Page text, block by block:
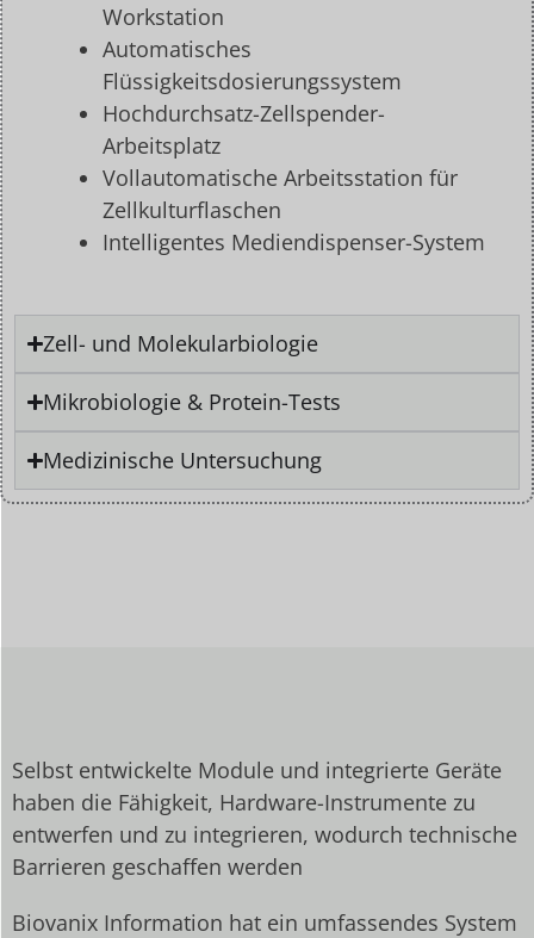
Workstation
Automatisches
Flüssigkeitsdosierungssystem
Hochdurchsatz-Zellspender-
Arbeitsplatz
Vollautomatische Arbeitsstation für
Zellkulturflaschen
Intelligentes Mediendispenser-System
Zell- und Molekularbiologie
Mikrobiologie & Protein-Tests
Medizinische Untersuchung
Selbst entwickelte Module und integrierte Geräte
haben die Fähigkeit, Hardware-Instrumente zu
entwerfen und zu integrieren, wodurch technische
Barrieren geschaffen werden
Biovanix Information hat ein umfassendes System